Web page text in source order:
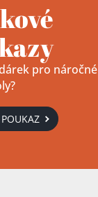
pro náročné